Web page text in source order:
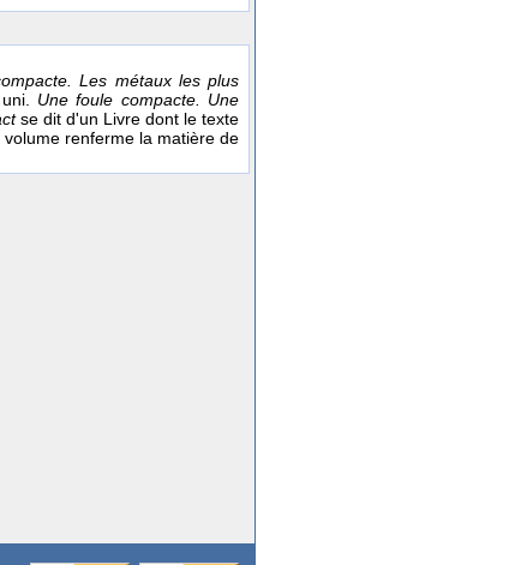
Les métaux les plus
Une foule compacte. Une
se dit d'un Livre dont le texte
renferme la matière de